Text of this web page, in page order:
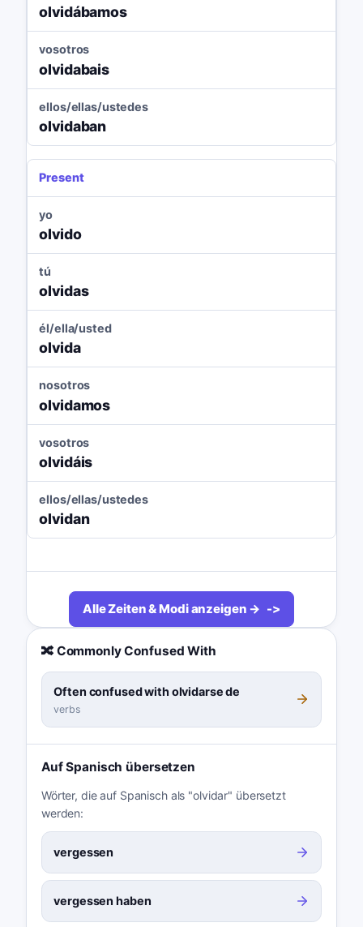
olvidábamos
vosotros
olvidabais
ellos/ellas/ustedes
olvidaban
Present
yo
olvido
tú
olvidas
él/ella/usted
olvida
nosotros
olvidamos
vosotros
olvidáis
ellos/ellas/ustedes
olvidan
Alle Zeiten & Modi anzeigen →
🔀 Commonly Confused With
Often confused with olvidarse de
verbs
Auf Spanisch übersetzen
Wörter, die auf Spanisch als "olvidar" übersetzt
werden:
vergessen
vergessen haben